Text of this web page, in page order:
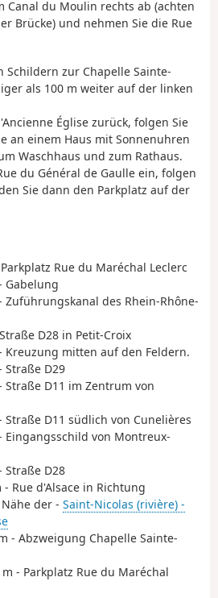
Canal du Moulin rechts ab (achten
Brücke) und nehmen Sie die Rue
Schildern zur Chapelle Sainte-
als 100 m weiter auf der linken
Église zurück, folgen Sie
an einem Haus mit Sonnenuhren
Waschhaus und zum Rathaus.
du Général de Gaulle ein, folgen
Sie dann den Parkplatz auf der
Rue du Maréchal Leclerc
Gabelung
Zuführungskanal des Rhein-Rhône-
D28 in Petit-Croix
Kreuzung mitten auf den Feldern.
Straße D29
Straße D11 im Zentrum von
Straße D11 südlich von Cunelières
Eingangsschild von Montreux-
Straße D28
- Rue d'Alsace in Richtung
der - Saint-Nicolas (rivière) -
- Abzweigung Chapelle Sainte-
- Parkplatz Rue du Maréchal